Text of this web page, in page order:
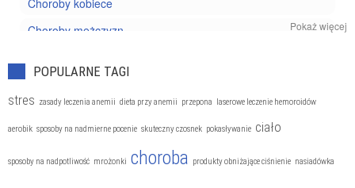
Choroby kobiece
Choroby mężczyzn
Choroby reumatyczne
Choroby układu kostnego
Choroby układu krążenia
Pokaż więcej
POPULARNE TAGI
stres zasady leczenia anemii dieta przy anemii przepona laserowe leczenie hemoroidów
aerobik sposoby na nadmierne pocenie skuteczny czosnek pokasływanie ciało
sposoby na nadpotliwość mrożonki choroba produkty obniżające ciśnienie nasiadówka